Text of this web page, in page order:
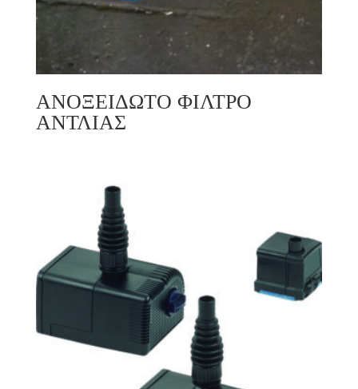
ΑΝΟΞΕΙΔΩΤΟ ΦΙΛΤΡΟ
ΑΝΤΛΙΑΣ